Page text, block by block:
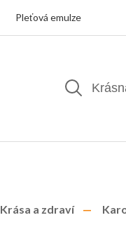
Pleťová emulze
Krása a zdraví